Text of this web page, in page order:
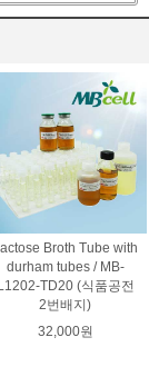
Broth Tube with
durham tubes / MB-
L1202-TD20 (식품공전
2번배지)
32,000원